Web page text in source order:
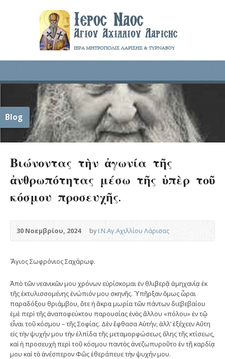
Blog
Βιώνοντας τὴν ἀγωνία τῆς
ἀνθρωπότητας μέσω τῆς ὑπὲρ τοῦ
κόσμου προσευχῆς.
30 Νοεμβρίου, 2024 byΙ.Ν.Αγ.Αχιλλίου Λάρισας
Ἅγιος Σωφρόνιος Σαχάρωφ.
Ἀπὸ τῶν νεανικῶν μου χρόνων εὑρίσκομαι ἐν θλιβερᾷ ἀμηχανίᾳ ἐκ
τῆς ἐκτυλισσομένης ἐνώπιόν μου σκηνῆς. Ὑπῆρξαν ὅμως ὧραι
παραδόξου θριάμβου, ὅτε ἡ ἄκρα μωρία τῶν πάντων διεβεβαίου
ἐμὲ περὶ τῆς ἀναποφεύκτου παρουσίας ἑνὸς ἄλλου «πόλου» ἐν τῷ
εἶναι τοῦ κόσμου – τῆς Σοφίας. Δὲν ἔφθασα Αὐτήν, ἀλλ’ ἐξέχεεν Αὕτη
εἰς τὴν ψυχήν μου τὴν ἐλπίδα τῆς μεταμορφώσεως ὅλης τῆς κτίσεως,
καὶ ἡ προσευχὴ περὶ τοῦ κόσμου παντὸς ἀνεζωπυροῦτο ἐν τῇ καρδίᾳ
μου καὶ τὸ ἀνέσπερον Φῶς ἐθεράπευε τὴν ψυχήν μου.